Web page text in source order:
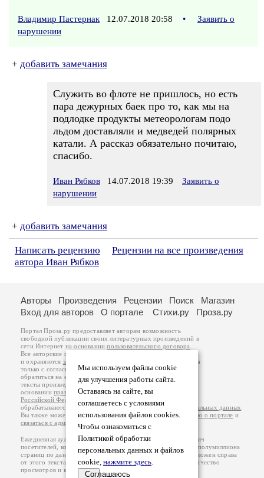
Владимир Пастернак 12.07.2018 20:58 •
Заявить о
нарушении
+ добавить замечания
Служить во флоте не пришлось, но есть
пара дежурных баек про то, как мы на
подлодке продукты метеорологам подо
льдом доставляли и медведей полярных
катали. А рассказ обязательно почитаю,
спасибо.
Иван Рябков 14.07.2018 19:39
Заявить о
нарушении
+ добавить замечания
Написать рецензию
Рецензии на все произведения
автора Иван Рябков
Мы используем файлы cookie
для улучшения работы сайта.
Оставаясь на сайте, вы
соглашаетесь с условиями
использования файлов cookies.
Чтобы ознакомиться с
Политикой обработки
персональных данных и файлов
cookie, нажмите здесь.
Соглашаюсь
Авторы Произведения Рецензии Поиск
Магазин
Вход для авторов
О портале Стихи.ру Проза.ру
Портал Проза.ру предоставляет авторам возможность
свободной публикации своих литературных произведений в
сети Интернет на основаниипользовательского договора
Все авторские права на произведения принадлежат авторам
и охраняются законом
. Перепечатка произведений возможна
только с согласия его автора, к которому вы можете
обратиться на его авторской странице. Ответственность за
тексты произведений авторы несут самостоятельно на
основанииправил публикацииизаконодательства
Российской Федерации
обрабатываются на основанииПолитики обработки персональных данных
Вы также можете посмотреть более подробнуюинформацию о портале и
связаться с администрацией
Ежедневная аудитория портала Проза.ру – порядка 100 тысяч
посетителей, которые в общей сумме просматривают более полумиллиона
страниц по данным счетчика посещаемости, который расположен справа
от этого текста. В каждой графе указано по две цифры: количество
просмотров и количество посетителей.